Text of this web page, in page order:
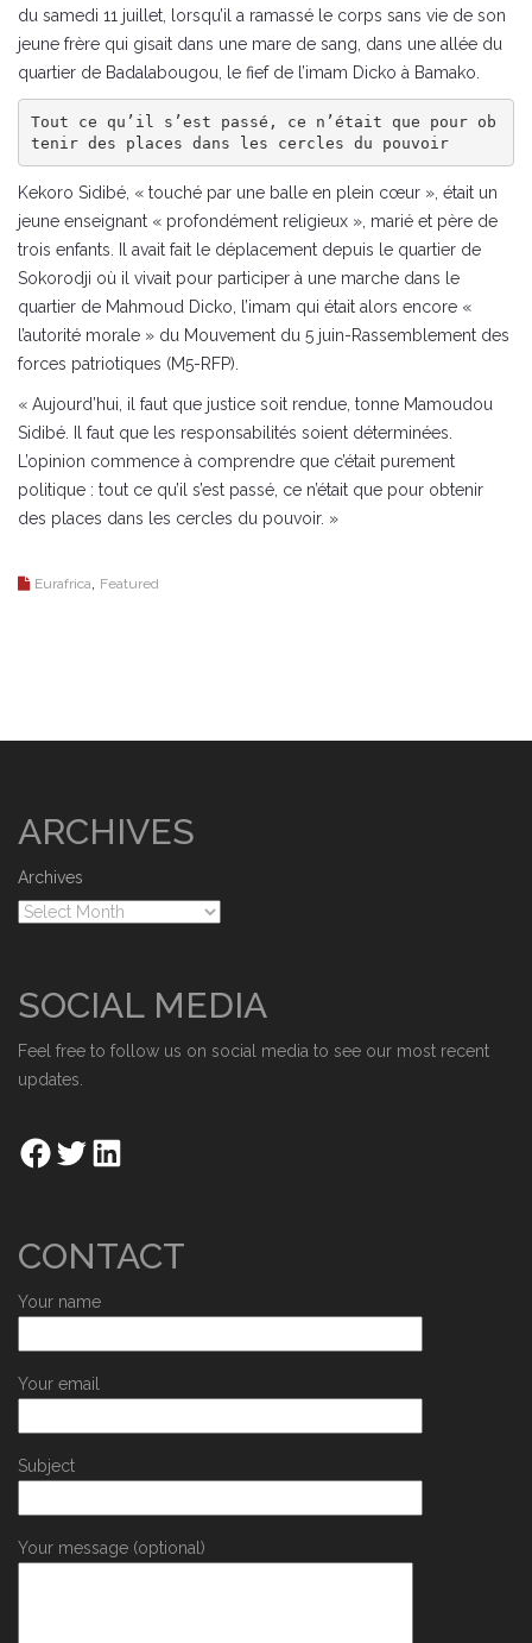
du samedi 11 juillet, lorsqu’il a ramassé le corps sans vie de son
jeune frère qui gisait dans une mare de sang, dans une allée du
quartier de Badalabougou, le fief de l’imam Dicko à Bamako.
Tout ce qu’il s’est passé, ce n’était que pour ob
tenir des places dans les cercles du pouvoir
Kekoro Sidibé, « touché par une balle en plein cœur », était un
jeune enseignant « profondément religieux », marié et père de
trois enfants. Il avait fait le déplacement depuis le quartier de
Sokorodji où il vivait pour participer à une marche dans le
quartier de Mahmoud Dicko, l’imam qui était alors encore «
l’autorité morale » du Mouvement du 5 juin-Rassemblement des
forces patriotiques (M5-RFP).
« Aujourd’hui, il faut que justice soit rendue, tonne Mamoudou
Sidibé. Il faut que les responsabilités soient déterminées.
L’opinion commence à comprendre que c’était purement
politique : tout ce qu’il s’est passé, ce n’était que pour obtenir
des places dans les cercles du pouvoir. »
Eurafrica Featured
ARCHIVES
Archives
SOCIAL MEDIA
Feel free to follow us on social media to see our most recent
updates.
CONTACT
Your name
Your email
Subject
Your message (optional)